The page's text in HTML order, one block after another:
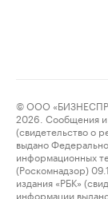
© ООО
2026. Сообщения и
(свидетельство о
выдано
информационных
(Роскомнадзор)
издания «РБК»
информации